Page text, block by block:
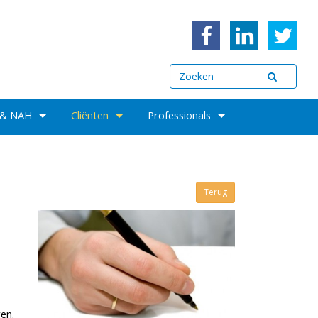
NAH Cliënten Professionals
Terug